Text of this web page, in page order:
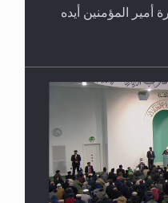
أمير المؤمنين أيده